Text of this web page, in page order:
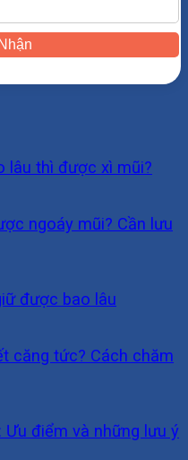
lâu thì được xì mũi?
ngoáy mũi? Cần lưu
được bao lâu
căng tức? Cách chăm
Ưu điểm và những lưu ý